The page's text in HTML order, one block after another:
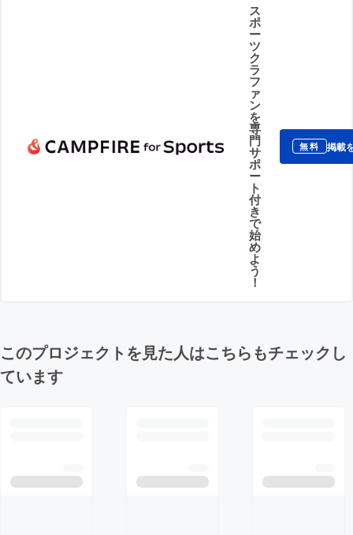
ス
ポ
ー
ツ
ク
ラ
フ
ァ
ン
を
専
門
サ
ポ
ー
ト
付
き
で
始
め
よ
う
！
無料 掲載
このプロジェクトを見た人はこちらもチェックし
ています